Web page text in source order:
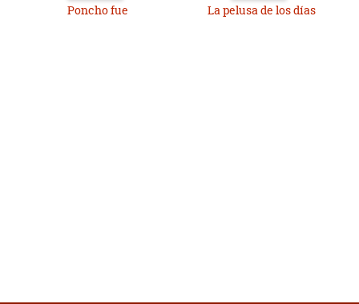
Poncho fue La pelusa de los días